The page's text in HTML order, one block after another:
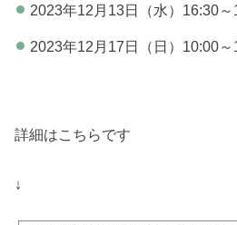
2023年12月13日（水）16:30～
2023年12月17日（日）10:00～
詳細はこちらです
↓